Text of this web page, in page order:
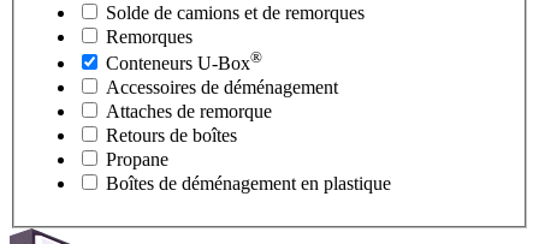
Solde de camions et de remorques
Remorques
Conteneurs U-Box®
Accessoires de déménagement
Attaches de remorque
Retours de boîtes
Propane
Boîtes de déménagement en plastique